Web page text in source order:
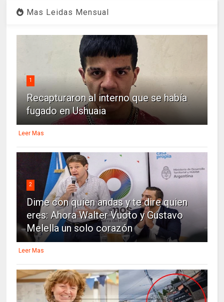
Mas Leidas Mensual
1
Recapturaron al interno que se había
fugado en Ushuaia
Leer Mas
2
Dime con quien andas y te dire quien
eres: Ahora Walter Vuoto y Gustavo
Melella un solo corazón
Leer Mas